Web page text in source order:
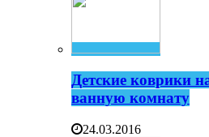
Детские коврики
ванную комнату
24.03.2016